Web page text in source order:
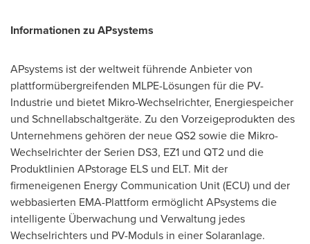
Informationen zu APsystems
APsystems ist der weltweit führende Anbieter von
plattformübergreifenden MLPE-Lösungen für die PV-
Industrie und bietet Mikro-Wechselrichter, Energiespeicher
und Schnellabschaltgeräte. Zu den Vorzeigeprodukten des
Unternehmens gehören der neue QS2 sowie die Mikro-
Wechselrichter der Serien DS3, EZ1 und QT2 und die
Produktlinien APstorage ELS und ELT. Mit der
firmeneigenen Energy Communication Unit (ECU) und der
webbasierten EMA-Plattform ermöglicht APsystems die
intelligente Überwachung und Verwaltung jedes
Wechselrichters und PV-Moduls in einer Solaranlage.